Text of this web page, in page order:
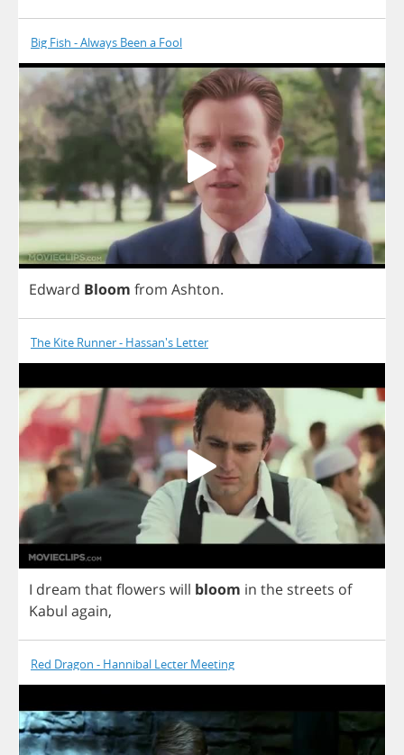
Big Fish - Always Been a Fool
Edward Bloom from Ashton.
The Kite Runner - Hassan's Letter
I dream thatflowers will bloom in the streets of
Kabul again,
Red Dragon - Hannibal Lecter Meeting